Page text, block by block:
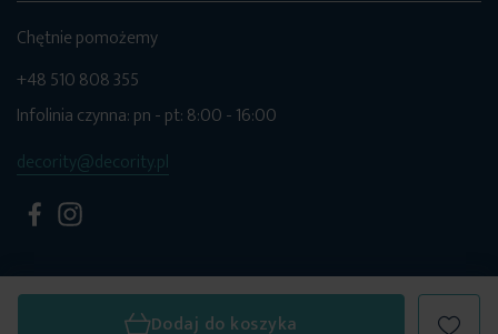
Dodaj do koszyka
Chętnie pomożemy
+48 510 808 355
Infolinia czynna: pn - pt: 8:00 - 16:00
decority@decority.pl